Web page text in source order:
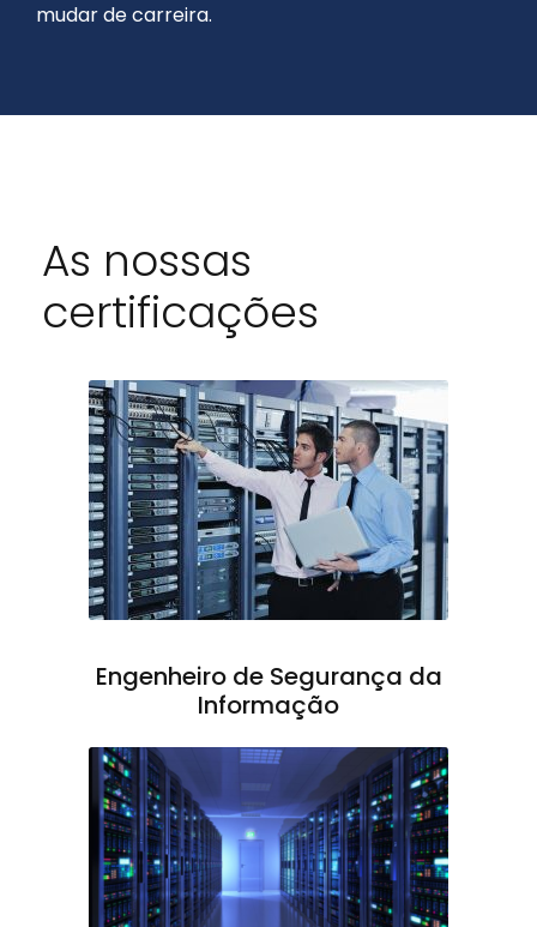
mudar de carreira.
As nossas
certificações
Engenheiro de Segurança da
Informação